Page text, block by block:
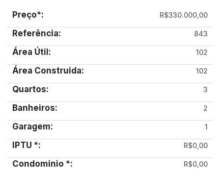
Preço*: R$330.000,00
Referência: 843
Área Útil: 102
Área Construida: 102
Quartos: 3
Banheiros: 2
Garagem: 1
IPTU *: R$0,00
Condominio *:
R$0,00